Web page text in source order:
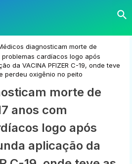
diagnosticam morte de
cardíacos logo após
da VACINA PFIZER C-19, onde teve
perdeu oxigênio no peito
morte de
anos com
logo após
aplicação da